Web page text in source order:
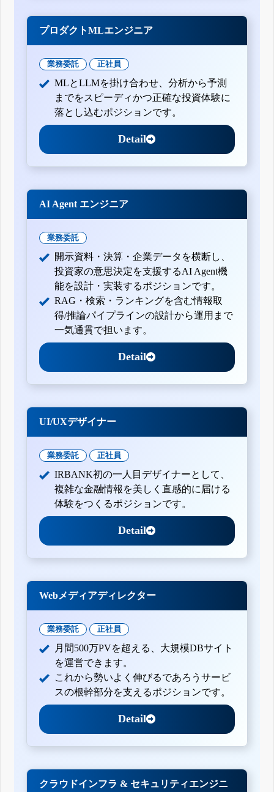
プロダクトMLエンジニア
業務委託 正社員
MLとLLMを掛け合わせ、分析から予測
までをスピーディかつ正確な投資体験に
落とし込むポジションです。
Detail
AI Agent エンジニア
業務委託
開示資料・決算・企業データを横断し、
投資家の意思決定を支援するAI Agent機
能を設計・実装するポジションです。
RAG・検索・ランキングを含む情報取
得/推論パイプラインの設計から運用まで
一気通貫で担います。
Detail
UI/UXデザイナー
業務委託 正社員
IRBANK初の一人目デザイナーとして、
複雑な金融情報を美しく直感的に届ける
体験をつくるポジションです。
Detail
Webメディアディレクター
業務委託 正社員
月間500万PVを超える、大規模DBサイト
を運営できます。
これから勢いよく伸びるであろうサービ
スの根幹部分を支えるポジションです。
Detail
クラウドインフラ & セキュリティエンジニ